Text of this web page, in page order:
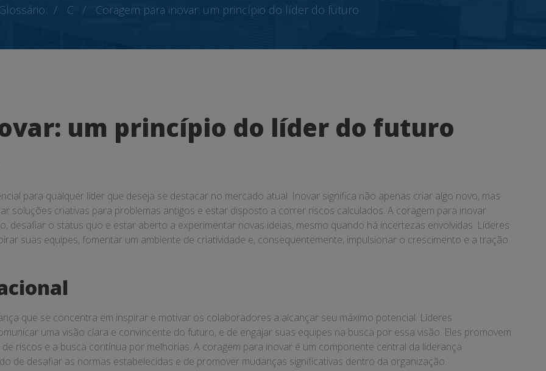
C Coragem para inovar: um princípio do líder do futuro
um princípio do líder do futuro
para qualquer líder que deseja se destacar no mercado atual. Inovar significa não apenas criar algo novo, mas
soluções criativas para problemas antigos e estar disposto a correr riscos calculados. A coragem para inovar
desafiar o status quo e estar aberto a experimentar novas ideias, mesmo quando há incertezas envolvidas. Líderes
suas equipes, fomentar um ambiente de criatividade e, consequentemente, impulsionar o crescimento e a tração
que se concentra em inspirar e motivar os colaboradores a alcançar seu máximo potencial. Líderes
uma visão clara e convincente do futuro, e de engajar suas equipes na busca por essa visão. Eles promovem
riscos e a busca contínua por melhorias. A coragem para inovar é um componente central da liderança
de desafiar as normas estabelecidas e de promover mudanças significativas dentro da organização.